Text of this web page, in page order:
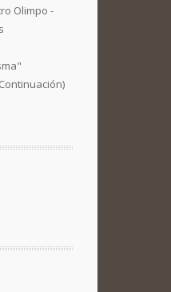
Olimpo -